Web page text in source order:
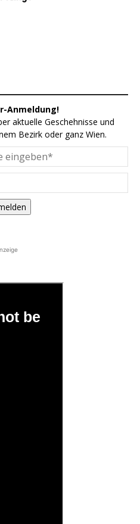
Anmeldung!
aktuelle Geschehnisse und
Bezirk oder ganz Wien.